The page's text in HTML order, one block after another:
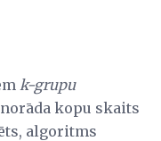
k-grupu
kopu skaits
algoritms